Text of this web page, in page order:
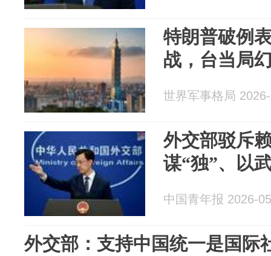
特朗普破例
战，台当局
世界军事格局
外交部驳斥
谋“独”、以
中国青年报 2026-
外交部：支持中国统一是国际